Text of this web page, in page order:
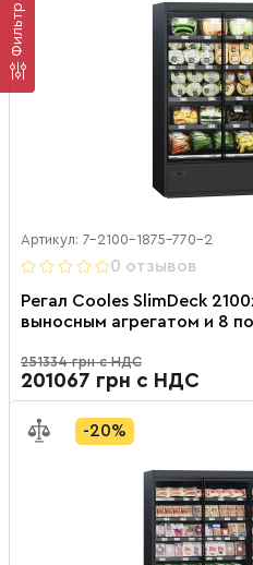
Фильтр
Артикул: 7-2100-1875-770-2
0 отзывов
Регал Cooles SlimDeck
выносным агрегатом и 8
251334 грн с НДС
201067 грн с НДС
-20%